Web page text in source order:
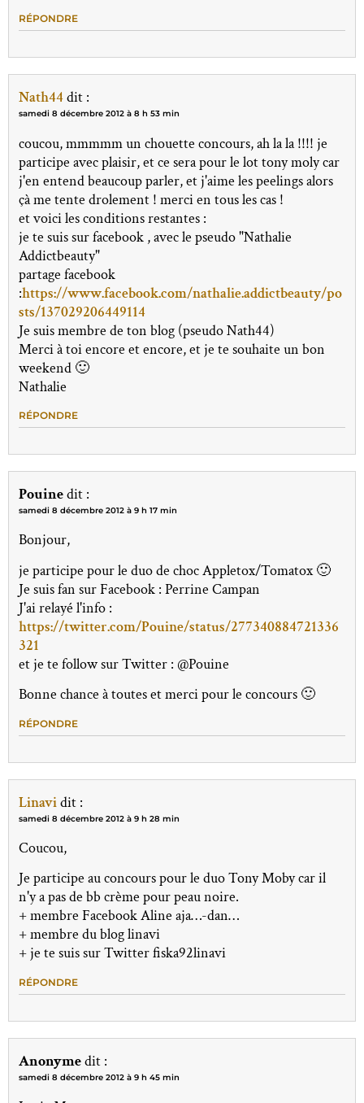
RÉPONDRE
Nath44dit :
samedi 8 décembre 2012 à 8 h 53 min
coucou, mmmmm un chouette concours, ah la la !!!! je
participe avec plaisir, et ce sera pour le lot tony moly car
j'en entend beaucoup parler, et j'aime les peelings alors
çà me tente drolement ! merci en tous les cas !
et voici les conditions restantes :
je te suis sur facebook , avec le pseudo "Nathalie
Addictbeauty"
partage facebook
:https://www.facebook.com/nathalie.addictbeauty/po
sts/137029206449114
Je suis membre de ton blog (pseudo Nath44)
Merci à toi encore et encore, et je te souhaite un bon
weekend 🙂
Nathalie
RÉPONDRE
Pouinedit :
samedi 8 décembre 2012 à 9 h 17 min
Bonjour,
je participe pour le duo de choc Appletox/Tomatox 🙂
Je suis fan sur Facebook : Perrine Campan
J'ai relayé l'info :
https://twitter.com/Pouine/status/277340884721336
321
et je te follow sur Twitter : @Pouine
Bonne chance à toutes et merci pour le concours 🙂
RÉPONDRE
Linavidit :
samedi 8 décembre 2012 à 9 h 28 min
Coucou,
Je participe au concours pour le duo Tony Moby car il
n'y a pas de bb crème pour peau noire.
+ membre Facebook Aline aja…-dan…
+ membre du blog linavi
+ je te suis sur Twitter fiska92linavi
RÉPONDRE
Anonymedit :
samedi 8 décembre 2012 à 9 h 45 min